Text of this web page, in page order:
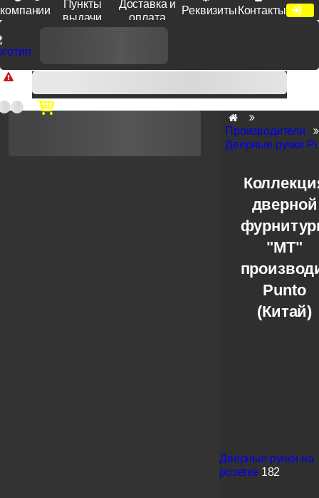
компании
Пункты
выдачи
Доставка и
оплата
Реквизиты Контакты
Доп. скидка от цен на сайте 7% при заказе от 50 тыс. руб
продукции Venezia, Fratelli, Tupai, Extreza, Melodia, Forme при
оплате по счету.
Производители
Дверные ручки
дверной
"MT"
Punto
(Китай)
Дверные ручки на
розетке 182